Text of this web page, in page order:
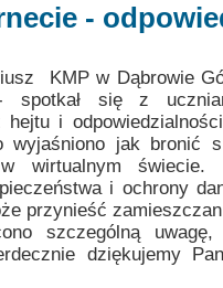
-
KMP w Dąbrowie
spotkał się z
hejtu i
wyjaśniono jak bronić
wirtualnym świecie.
i ochrony
przynieść
szczególną
dziękujemy